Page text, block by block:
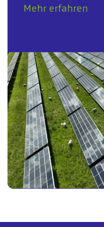
Mehr erfahren